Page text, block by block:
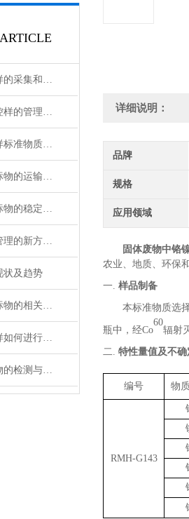
土壤中重金属质控样的采集和处理方法
土壤中多环芳烃质控样的管理策略
如何使用塑料质控样标准物质提高电子行业中产品质量
浸出毒性金属元素标物的运输与储存
纺织品皮革质控样标物的稳定性与保存条件解析
有机肥质控样标物管理的新方法与新思路
状及趋势
水溶性肥料质控样标物的相关知识普及
土壤中重金属质控样如何进行抽取和分析
塑料中重金属质标物的检测与分析方法
详细说明：
品牌
规格
应用领域
固体废物中铬
农业、地质、环保
一. 样品制备
本标准物质选
瓶中 ，经Co
60
辐射
二. 特性量值及不确
编号 物
RMH-G143